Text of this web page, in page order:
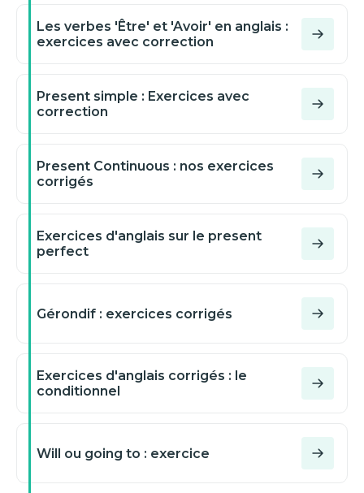
Les verbes 'Être' et 'Avoir' en anglais :
exercices avec correction
Present simple : Exercices avec
correction
Present Continuous : nos exercices
corrigés
Exercices d'anglais sur le present
perfect
Gérondif : exercices corrigés
Exercices d'anglais corrigés : le
conditionnel
Will ou going to : exercice